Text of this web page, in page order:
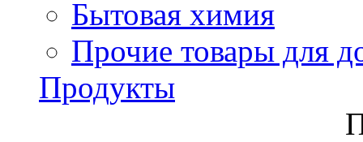
Бытовая химия
Прочие товары для
Продукты